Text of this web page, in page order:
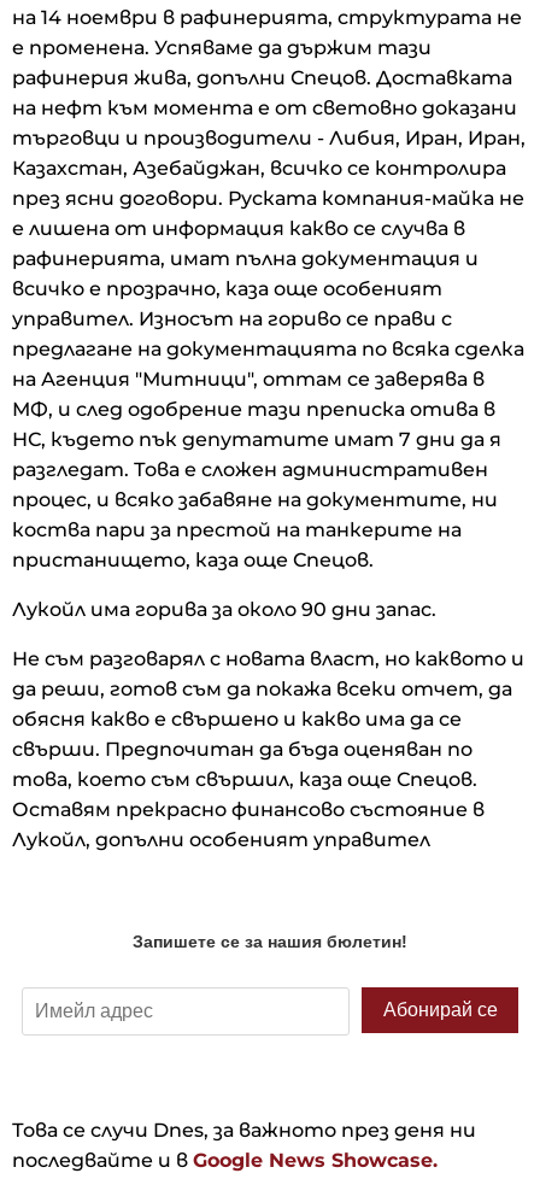
на 14 ноември в рафинерията, структурата не
е променена. Успяваме да държим тази
рафинерия жива, допълни Спецов. Доставката
на нефт към момента е от световно доказани
търговци и производители - Либия, Иран, Иран,
Казахстан, Азебайджан, всичко се контролира
през ясни договори. Руската компания-майка не
е лишена от информация какво се случва в
рафинерията, имат пълна документация и
всичко е прозрачно, каза още особеният
управител. Износът на гориво се прави с
предлагане на документацията по всяка сделка
на Агенция "Митници", оттам се заверява в
МФ, и след одобрение тази преписка отива в
НС, където пък депутатите имат 7 дни да я
разгледат. Това е сложен административен
процес, и всяко забавяне на документите, ни
коства пари за престой на танкерите на
пристанището, каза още Спецов.
Лукойл има горива за около 90 дни запас.
Не съм разговарял с новата власт, но каквото и
да реши, готов съм да покажа всеки отчет, да
обясня какво е свършено и какво има да се
свърши. Предпочитан да бъда оценяван по
това, което съм свършил, каза още Спецов.
Оставям прекрасно финансово състояние в
Лукойл, допълни особеният управител
Това се случи Dnes, за важното през деня ни
последвайте и в Google News Showcase.